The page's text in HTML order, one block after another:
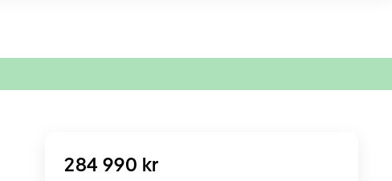
284 990 kr